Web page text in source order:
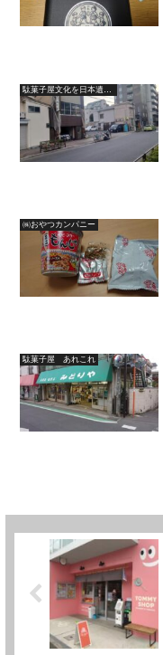
㈱おやつカンパニー
駄菓子屋 あれこれ